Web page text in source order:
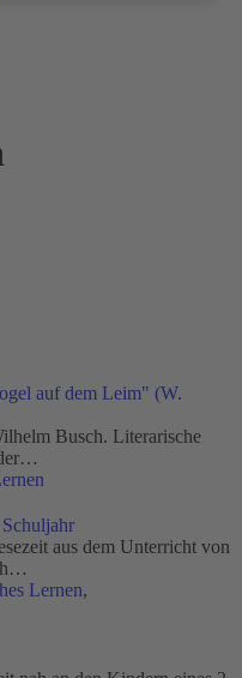
auf dem Leim" (W.
Busch. Literarische
aus dem Unterricht von
Lernen,